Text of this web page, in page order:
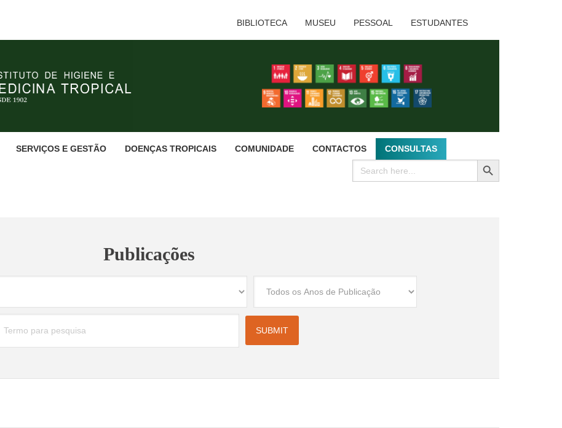
BIBLIOTECA MUSEU PESSOAL ESTUDANTES
SERVIÇOS E GESTÃO DOENÇAS TROPICAIS COMUNIDADE CONTACTOS CONSULTAS
Search
for:
SEARCH BUTTON
Publicações